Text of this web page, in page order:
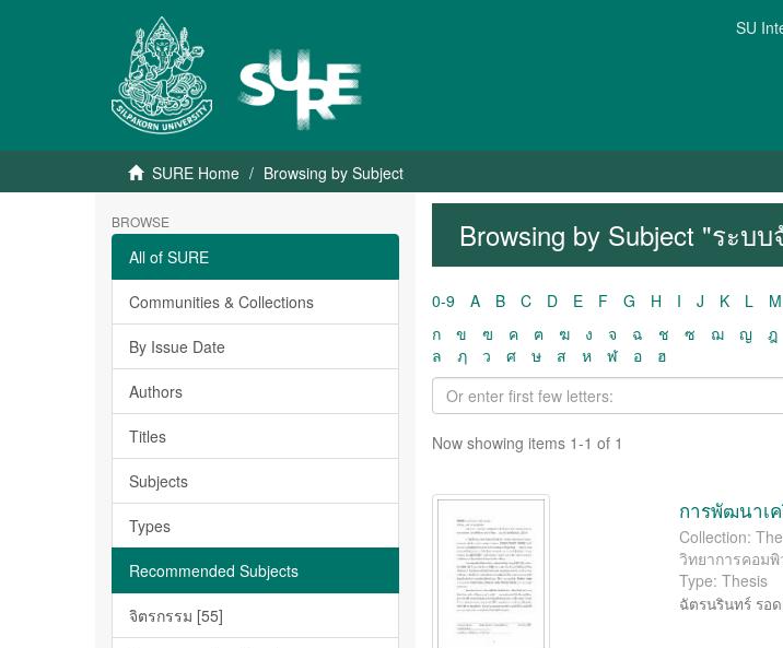
SU
SURE Home Browsing by Subject
BROWSE
All of SURE
Communities & Collections
By Issue Date
Authors
Titles
Subjects
Types
Recommended Subjects
จิตรกรรม [55]
Browsing by Subject "ระบ
0-9 A B C D E F G H I J K L M
ก
ข ฃ ค ฅ ฆ ง จ ฉ ช ซ ฌ ญ ฎ
ล
ฦ ว ศ ษ ส ห ฬ อ
ฮ
Now showing items 1-1 of 1
การพัฒนาเ
Collection:
วิทยาการคอม
Type: Thesis
ฉัตรนรินทร์ รอด